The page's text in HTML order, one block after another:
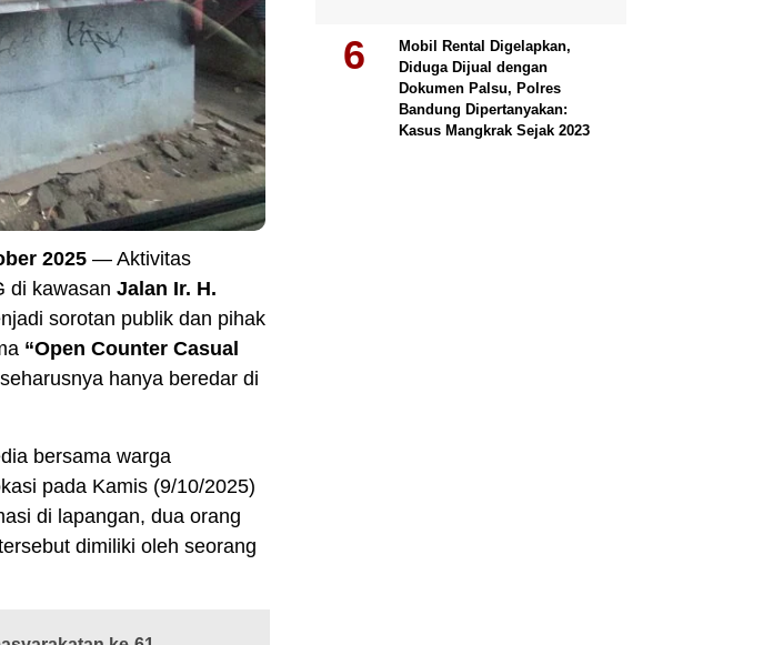
2025 — Aktivitas
di kawasan Jalan Ir. H.
sorotan publik dan pihak
“Open Counter Casual
hanya beredar di
bersama warga
pada Kamis (9/10/2025)
di lapangan, dua orang
dimiliki oleh seorang
Mobil Rental Digelapkan,
Diduga Dijual dengan
Dokumen Palsu, Polres
Bandung Dipertanyakan:
Kasus Mangkrak Sejak 2023